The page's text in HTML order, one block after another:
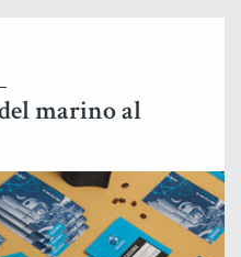
marino al